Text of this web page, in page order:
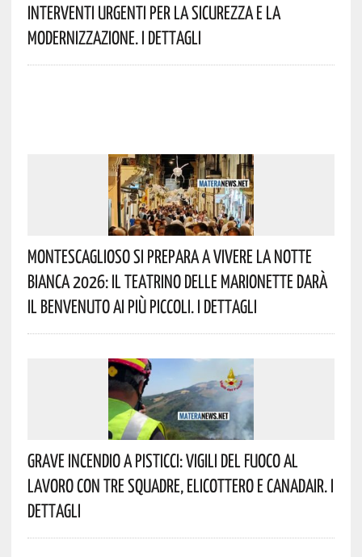
Interventi Urgenti Per La Sicurezza E La
Modernizzazione. I Dettagli
Montescaglioso Si Prepara A Vivere La Notte
Bianca 2026: Il Teatrino Delle Marionette Darà
Il Benvenuto Ai Più Piccoli. I Dettagli
Grave Incendio A Pisticci: Vigili Del Fuoco Al
Lavoro Con Tre Squadre, Elicottero E Canadair. I
Dettagli